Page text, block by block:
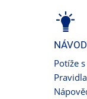
Potíže